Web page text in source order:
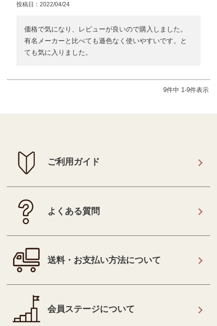
投稿日 2022/04/24
価格で気になり、レビューが良いので購入しました。
有名メーカーと比べても遜色なく使いやすいです。と
ても気に入りました。
9件中 1-9件表示
ご利用ガイド
よくある質問
送料・お支払い方法について
会員ステージについて